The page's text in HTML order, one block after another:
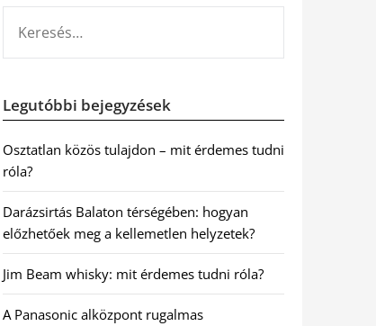
Legutóbbi bejegyzések
Osztatlan közös tulajdon – mit érdemes tudni
róla?
Darázsirtás Balaton térségében: hogyan
előzhetőek meg a kellemetlen helyzetek?
Jim Beam whisky: mit érdemes tudni róla?
A Panasonic alközpont rugalmas